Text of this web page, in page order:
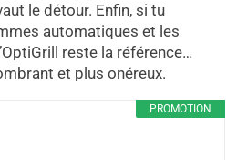
le détour. Enfin, si tu
automatiques et les
reste la référence…
et plus onéreux.
PROMOTION